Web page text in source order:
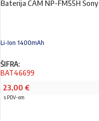
Baterija CAM NP-FM55H Sony
Li-Ion 1400mAh
ŠIFRA:
BAT46699
23,00 €
s PDV-om